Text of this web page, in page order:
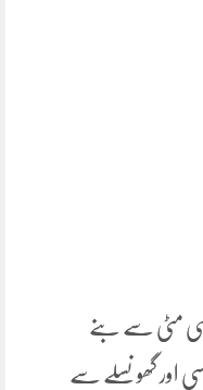
مٹی سے بنے
اور گھونسلے سے